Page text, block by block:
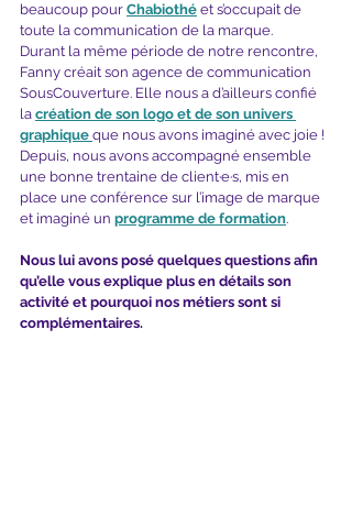
beaucoup pour Chabiothé et s’occupait de
toute la communication de la marque.
Durant la même période de notre rencontre,
Fanny créait son agence de communication
SousCouverture. Elle nous a d’ailleurs confié
la création de son logo et de son univers
graphique que nous avons imaginé avec joie !
Depuis, nous avons accompagné ensemble
une bonne trentaine de client·e·s, mis en
place une conférence sur l’image de marque
et imaginé un programme de formation.
Nous lui avons posé quelques questions afin
qu’elle vous explique plus en détails son
activité et pourquoi nos métiers sont si
complémentaires.